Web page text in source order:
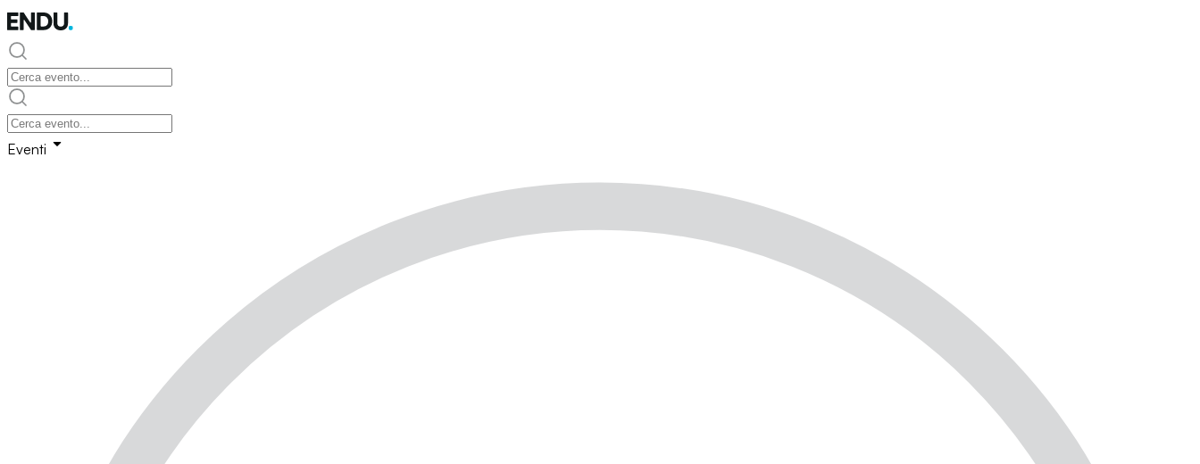
Eventi